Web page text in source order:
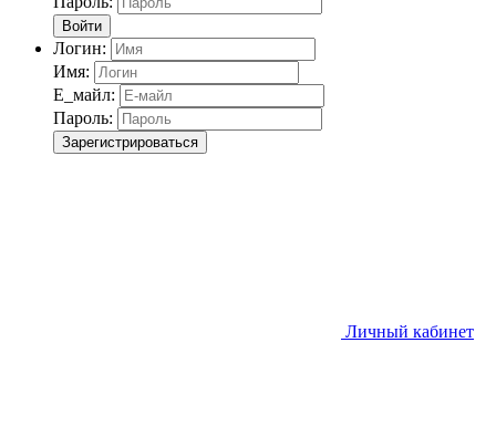
Войти
Логин:
Имя:
Е_майл:
Пароль:
Зарегистрироваться
Личный кабинет